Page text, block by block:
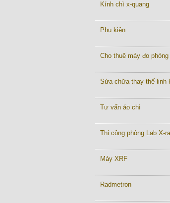
Kính chì x-quang
Phụ kiện
Cho thuê máy đo
Sửa chữa thay thế linh
Tư vấn áo chì
Thi công phòng Lab X-
Máy XRF
Radmetron